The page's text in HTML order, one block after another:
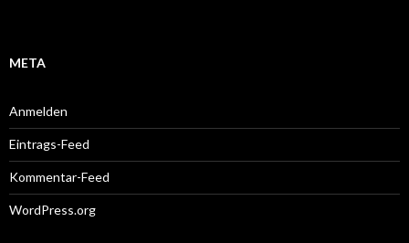
META
Anmelden
Eintrags-Feed
Kommentar-Feed
WordPress.org